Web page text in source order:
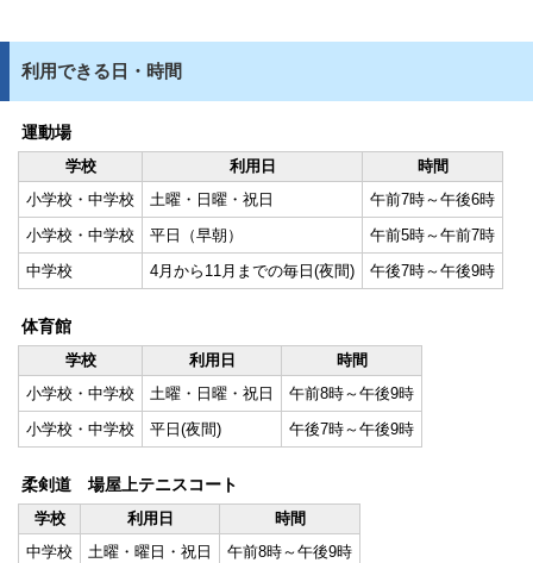
利用できる日・時間
運動場
学校
利用日
時間
小学校・中学校
土曜・日曜・祝日
午前7時～午後6時
小学校・中学校
平日（早朝）
午前5時～午前7時
中学校
4月から11月までの毎日(夜間) 午後7時～午後9時
体育館
学校
利用日
時間
小学校・中学校
土曜・日曜・祝日
午前8時～午後9時
小学校・中学校
平日(夜間) 午後7時～午後9時
柔剣道 場屋上テニスコート
学校
利用日
時間
中学校
土曜・曜日・祝日
午前8時～午後9時